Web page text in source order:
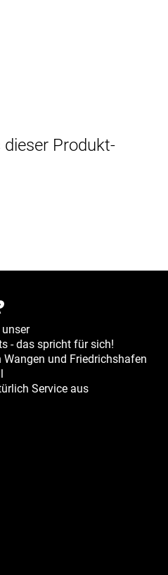
Produkt-
- das spricht für sich!
und Friedrichshafen
Service aus